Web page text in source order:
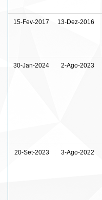
15-Fev-2017 13-Dez-2016
30-Jan-2024 2-Ago-2023
20-Set-2023 3-Ago-2022